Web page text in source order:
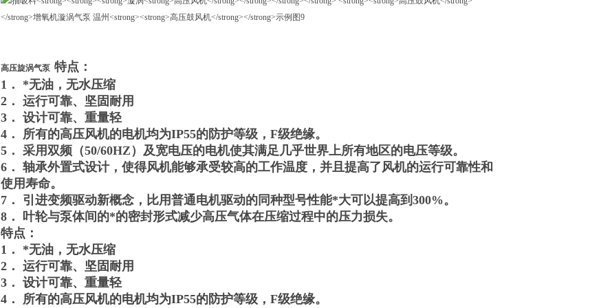
高压旋涡气泵 特点：
1． *无油，无水压缩
2． 运行可靠、坚固耐用
3． 设计可靠、重量轻
4． 所有的高压风机的电机均为IP55的防护等级，F级绝缘。
5． 采用双频（50/60HZ）及宽电压的电机使其满足几乎世界上所有地区的电压等级。
6． 轴承外置式设计，使得风机能够承受较高的工作温度，并且提高了风机的运行可靠性和
使用寿命。
7． 引进变频驱动新概念，比用普通电机驱动的同种型号性能*大可以提高到300%。
8． 叶轮与泵体间的*的密封形式减少高压气体在压缩过程中的压力损失。
特点：
1． *无油，无水压缩
2． 运行可靠、坚固耐用
3． 设计可靠、重量轻
4． 所有的高压风机的电机均为IP55的防护等级，F级绝缘。